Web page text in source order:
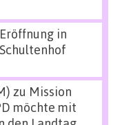
Eröffnung in
zu Mission
möchte mit